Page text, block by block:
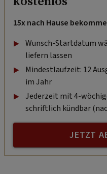
15x nach Hause
Wunsch-Startdatum
liefern lassen
Mindestlaufzeit: 12
im Jahr
Jederzeit mit 4-
schriftlich kündbar
JETZT